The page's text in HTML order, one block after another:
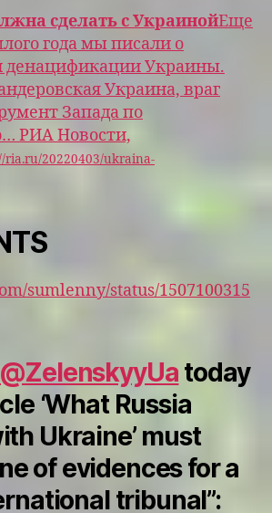
сделать с УкраинойЕще
года мы писали о
денацификации Украины.
Украина, враг
Запада по
РИА Новости,
ria.ru/20220403/ukraina-
sumlenny/status/1507100315
@ZelenskyyUa today
‘What Russia
Ukraine’ must
of evidences for a
tribunal”: